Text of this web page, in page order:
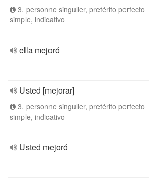
3. personne singulier, pretérito perfecto
simple, indicativo
ella mejoró
Usted [mejorar]
3. personne singulier, pretérito perfecto
simple, indicativo
Usted mejoró